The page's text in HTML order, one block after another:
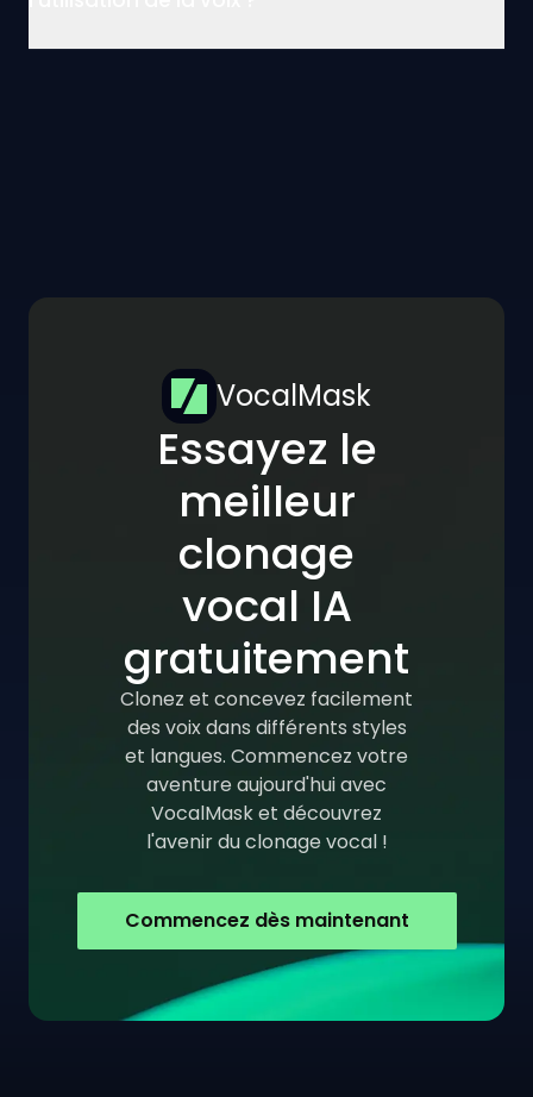
VocalMask
Essayez le
meilleur
clonage
vocal IA
gratuitement
Clonez et concevez facilement
des voix dans différents styles
et langues. Commencez votre
aventure aujourd'hui avec
VocalMask et découvrez
l'avenir du clonage vocal !
Commencez dès maintenant